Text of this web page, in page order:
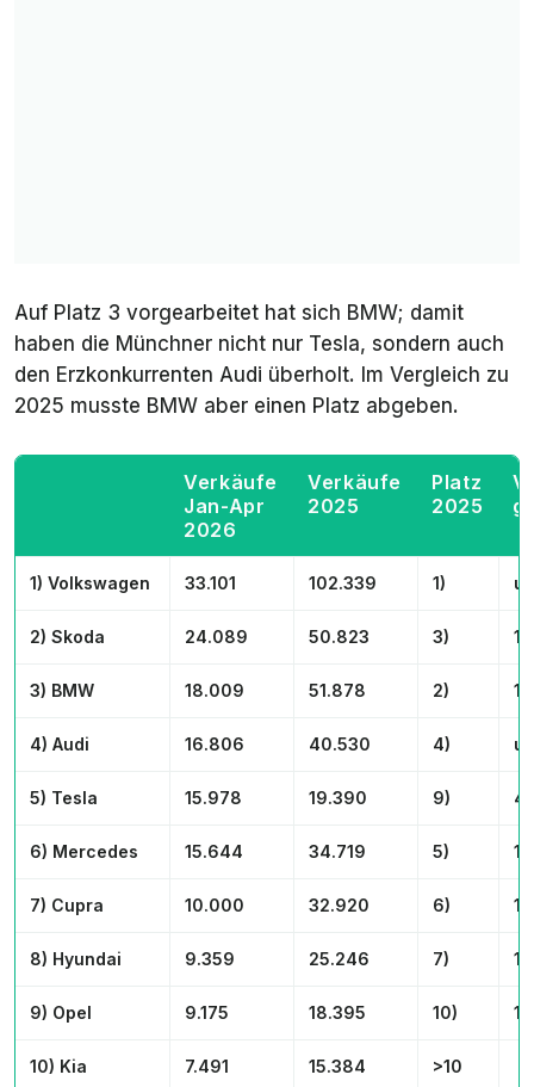
Auf Platz 3 vorgearbeitet hat sich BMW; damit
haben die Münchner nicht nur Tesla, sondern auch
den Erzkonkurrenten Audi überholt. Im Vergleich zu
2025 musste BMW aber einen Platz abgeben.
Verkäufe
Jan-Apr
2026
Verkäufe
2025
Platz
2025
1) Volkswagen 33.101 102.339 1)
2) Skoda 24.089 50.823 3) 1
3) BMW 18.009 51.878 2) 1
4) Audi 16.806 40.530 4)
5) Tesla 15.978 19.390 9) 4
6) Mercedes 15.644 34.719 5) 1
7) Cupra 10.000 32.920 6) 1
8) Hyundai 9.359 25.246 7) 1
9) Opel 9.175 18.395 10) 1
10) Kia 7.491 15.384 >10